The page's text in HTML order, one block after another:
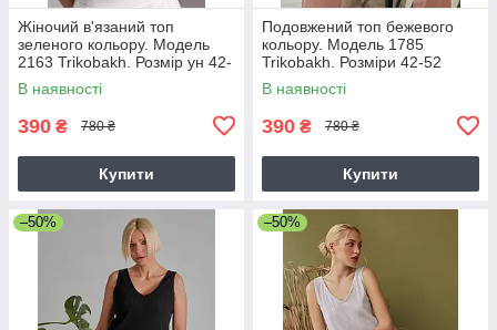
Жіночий в'язаний топ
зеленого кольору. Модель
2163 Trikobakh. Розмір ун 42-
46
В наявності
390 ₴ 780 ₴
Купити
Подовжений топ бежевого
кольору. Модель 1785
Trikobakh. Розміри 42-52
В наявності
390 ₴ 780 ₴
Купити
–50% –50%